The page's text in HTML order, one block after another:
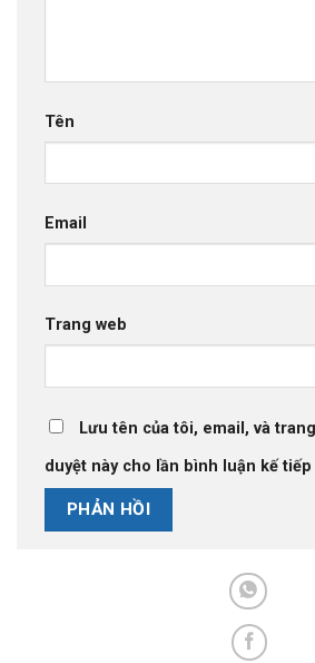
Tên
Email
Trang web
Lưu tên của tôi, email, và
duyệt này cho lần bình luận kế tiếp